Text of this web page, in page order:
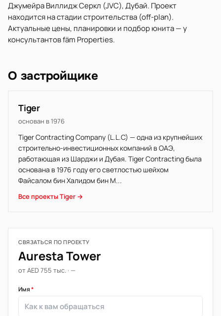
Джумейра Виллидж Серкл (JVC), Дубай. Проект
находится на стадии строительства (off-plan).
Актуальные цены, планировки и подбор юнита — у
консультантов fäm Properties.
О застройщике
Tiger
основан в 1976
Tiger Contracting Company (L.L.C) — одна из крупнейших
строительно-инвестиционных компаний в ОАЭ,
работающая из Шарджи и Дубая. Tiger Contracting была
основана в 1976 году его светлостью шейхом
Файсалом бин Халидом бин М...
Все проекты Tiger →
СВЯЗАТЬСЯ ПО ПРОЕКТУ
Auresta Tower
от AED 755 тыс. · —
Имя*